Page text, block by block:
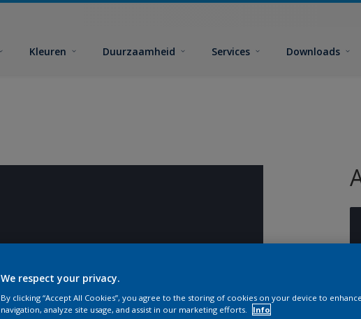
Kleuren Duurzaamheid Services Downloads
We respect your privacy.
By clicking “Accept All Cookies”, you agree to the storing of cookies on your device to
navigation, analyze site usage, and assist in our marketing efforts.
Info